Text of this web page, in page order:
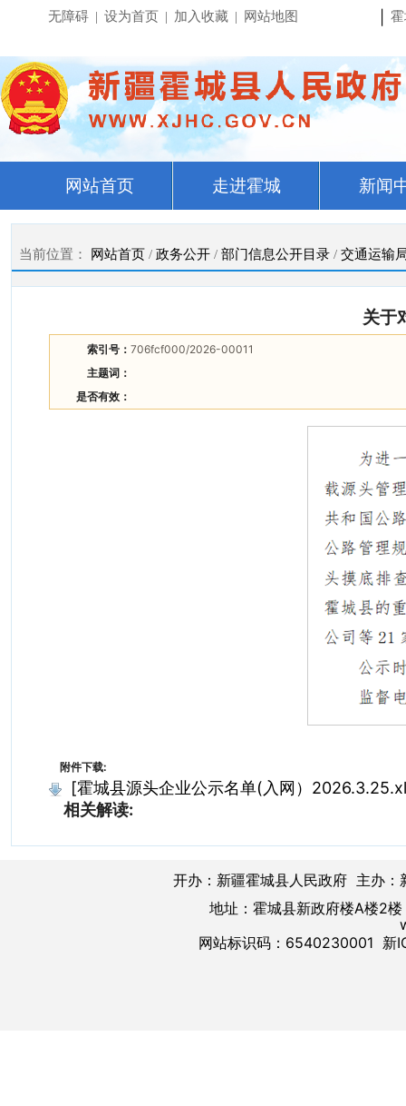
无障碍 | 设为首页 | 加入收藏 | 网站地图
网站首页 走进霍城 新闻
当前位置： 网站首页 / 政务公开 / 部门信息公开目录 / 交通运输
关于
索引号： 706fcf000/2026-00011
主题词：
是否有效：
附件下载:
[霍城县源头企业公示名单(入网）
相关解读:
开办：新疆霍城县人民政府 主办
地址：霍城县新政府楼A楼
网站标识码：6540230001 新